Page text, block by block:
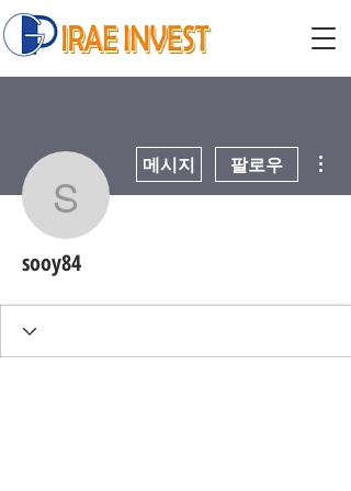
sooy84
메시지 팔로우
sooy84